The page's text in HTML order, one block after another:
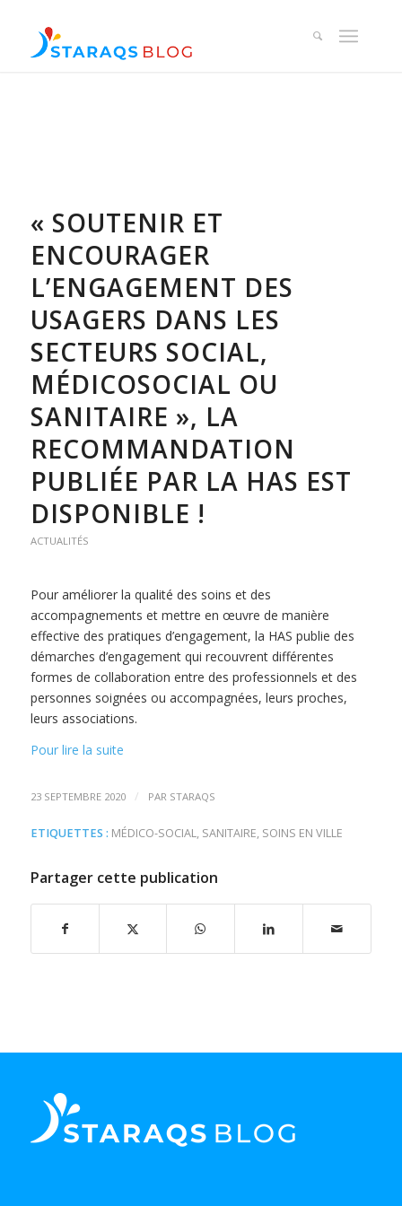
« SOUTENIR ET
ENCOURAGER
L’ENGAGEMENT DES
USAGERS DANS LES
SECTEURS SOCIAL,
MÉDICOSOCIAL OU
SANITAIRE », LA
RECOMMANDATION
PUBLIÉE PAR LA HAS EST
DISPONIBLE !
ACTUALITÉS
Pour améliorer la qualité des soins et des
accompagnements et mettre en œuvre de manière
effective des pratiques d’engagement, la HAS publie des
démarches d’engagement qui recouvrent différentes
formes de collaboration entre des professionnels et des
personnes soignées ou accompagnées, leurs proches,
leurs associations.
Pour lire la suite
23 SEPTEMBRE 2020 / PAR STARAQS
ETIQUETTES : MÉDICO-SOCIAL, SANITAIRE, SOINS EN VILLE
Partager cette publication